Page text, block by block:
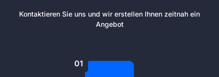
Kontaktieren Sie uns und wir erstellen Ihnen zeitnah ein
Angebot
01